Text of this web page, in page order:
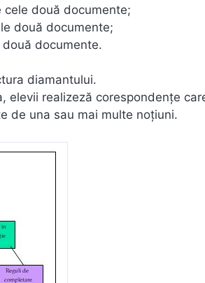
două documente;
două documente;
documente.
diamantului.
elevii realizeză corespondenţe
de una sau mai multe noţiuni.